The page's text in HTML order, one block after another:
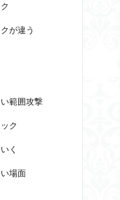
が違う
範囲攻撃
ク
く
場面